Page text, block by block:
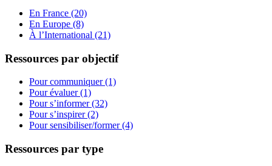
En France (20)
En Europe (8)
À l’International (21)
Ressources par objectif
Pour communiquer (1)
Pour évaluer (1)
Pour s’informer (32)
Pour s’inspirer (2)
Pour sensibiliser/former (4)
Ressources par type